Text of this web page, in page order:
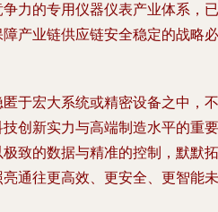
力的专用仪器仪表产业体系，已
产业链供应链安全稳定的战略必
于宏大系统或精密设备之中，不
创新实力与高端制造水平的重要
致的数据与精准的控制，默默拓
通往更高效、更安全、更智能未